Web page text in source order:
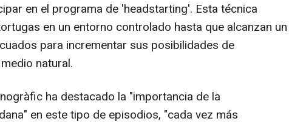
en el programa de 'headstarting'. Esta técnica
en un entorno controlado hasta que alcanzan un
para incrementar sus posibilidades de
natural.
ha destacado la "importancia de la
en este tipo de episodios, "cada vez más